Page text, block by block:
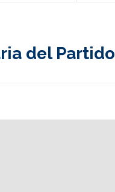
del Partido